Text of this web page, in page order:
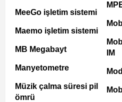
MeeGo işletim sistemi
Maemo işletim sistemi
MB Megabayt
Manyetometre
Müzik çalma süresi pil
ömrü
IM